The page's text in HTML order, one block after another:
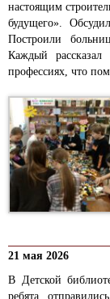
настоящим
будущего».
Построили
Каждый
профессиях, что
21 мая 2026
В Детской
ребята